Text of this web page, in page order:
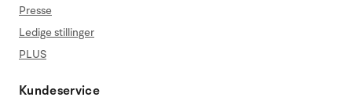
Presse
Ledige stillinger
PLUS
Kundeservice